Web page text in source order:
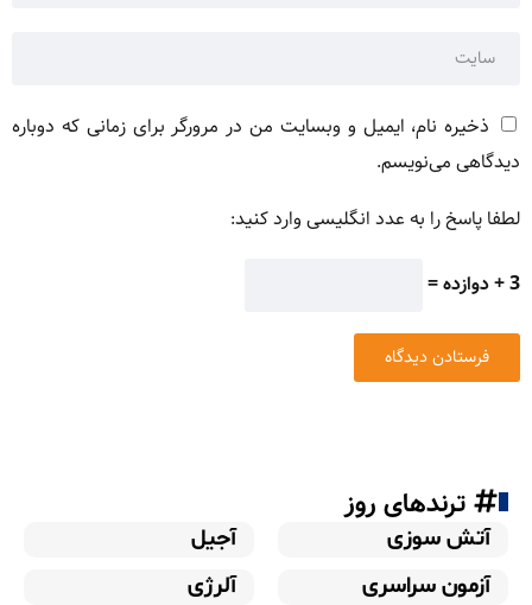
ذخیره نام، ایمیل و وبسایت من در مرورگر برای زمانی که دوباره
دیدگاهی می‌نویسم.
لطفا پاسخ را به عدد انگلیسی وارد کنید:
3 + دوازده =
ترندهای روز
آتش سوزی
آجیل
آزمون سراسری
آلرژی